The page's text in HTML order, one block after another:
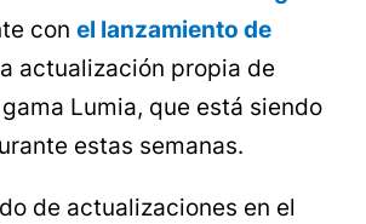
con el lanzamiento de
actualización propia de
Lumia, que está siendo
estas semanas.
de actualizaciones en el